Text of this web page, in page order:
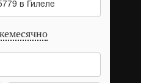
в Гилеле